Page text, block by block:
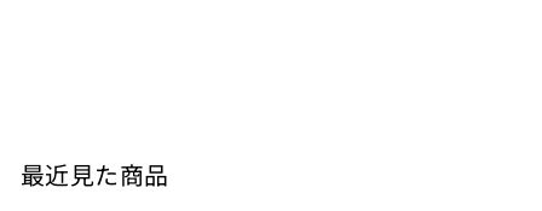
2
最近見た商品